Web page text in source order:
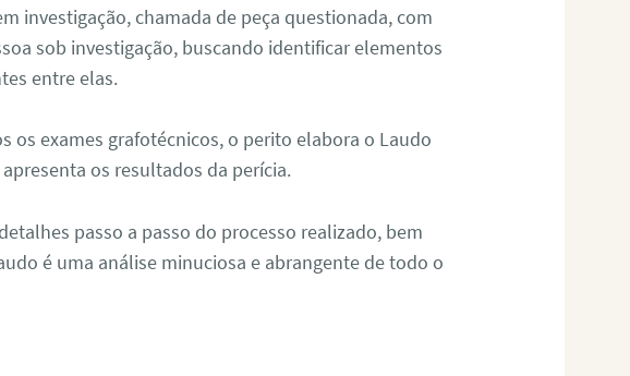
investigação, chamada de peça questionada, com
sob investigação, buscando identificar elementos
entre elas.
os exames grafotécnicos, o perito elabora o Laudo
os resultados da perícia.
passo a passo do processo realizado, bem
é uma análise minuciosa e abrangente de todo o